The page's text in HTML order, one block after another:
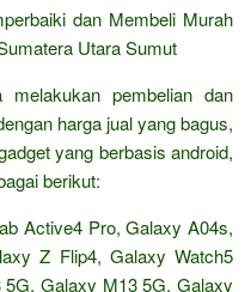
dan Membeli Murah
Utara Sumut
pembelian dan
harga jual yang bagus,
yang berbasis android,
berikut:
Active4 Pro, Galaxy A04s,
Z Flip4, Galaxy Watch5
Galaxy M13 5G, Galaxy